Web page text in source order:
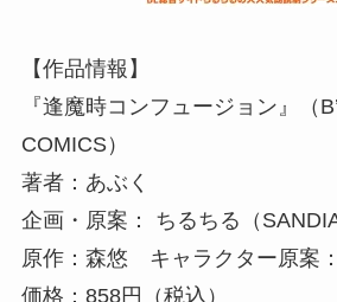
【作品情報】
『逢魔時コンフュージョン』（
COMICS）
著者：あぶく
企画・原案： ちるちる（
原作：森悠 キャラクター原案
価格：858円（税込）